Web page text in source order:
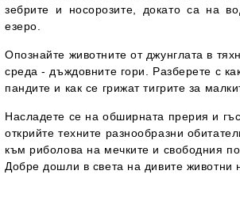
зебрите и носорозите, докато са на
езеро.
Опознайте животните от джунглата в
среда - дъждовните гори. Разберете с
пандите и как се грижат тигрите за
Насладете се на обширната прерия и
открийте техните разнообразни
към риболова на мечките и свободния
Добре дошли в света на дивите животни